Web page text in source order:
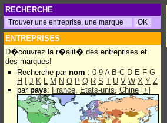
RECHERCHE
ENTREPRISES
D�couvrez la r�alit� des entreprises et
des marques!
Recherche par nom : 0-9 A B C D E F G
H
J K L M N O P Q R S T U V W X Y Z
par pays: France, Etats-unis, Chine [+]